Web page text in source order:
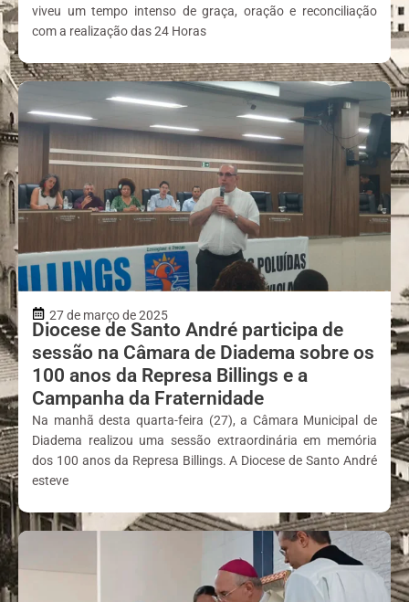
viveu um tempo intenso de graça, oração e reconciliação
com a realização das 24 Horas
27 de março de 2025
Diocese de Santo André participa de
sessão na Câmara de Diadema sobre os
100 anos da Represa Billings e a
Campanha da Fraternidade
Na manhã desta quarta-feira (27), a Câmara Municipal de
Diadema realizou uma sessão extraordinária em memória
dos 100 anos da Represa Billings. A Diocese de Santo André
esteve